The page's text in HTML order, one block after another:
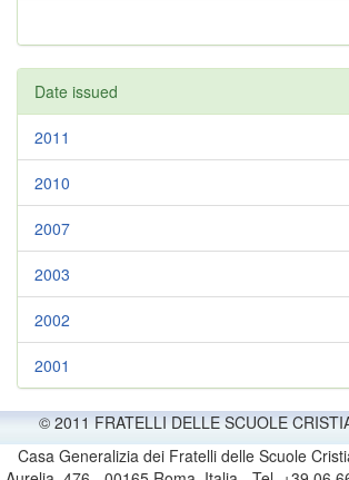
Date issued
2011
2010
2007
2003
2002
2001
© 2011 FRATELLI DELLE SCUOLE
Casa Generalizia dei Fratelli delle Scuole